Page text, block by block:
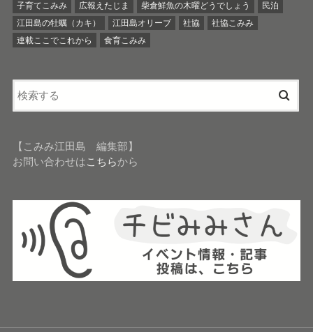
子育てこみみ
広報えたじま 柴倉鮮魚の木曜どうでしょう
民泊
江田島の牡蠣（カキ）
江田島オリーブ 社協
社協こみみ
連載ここでこれから
食育こみみ
【こみみ江田島 編集部】
お問い合わせはこちらから